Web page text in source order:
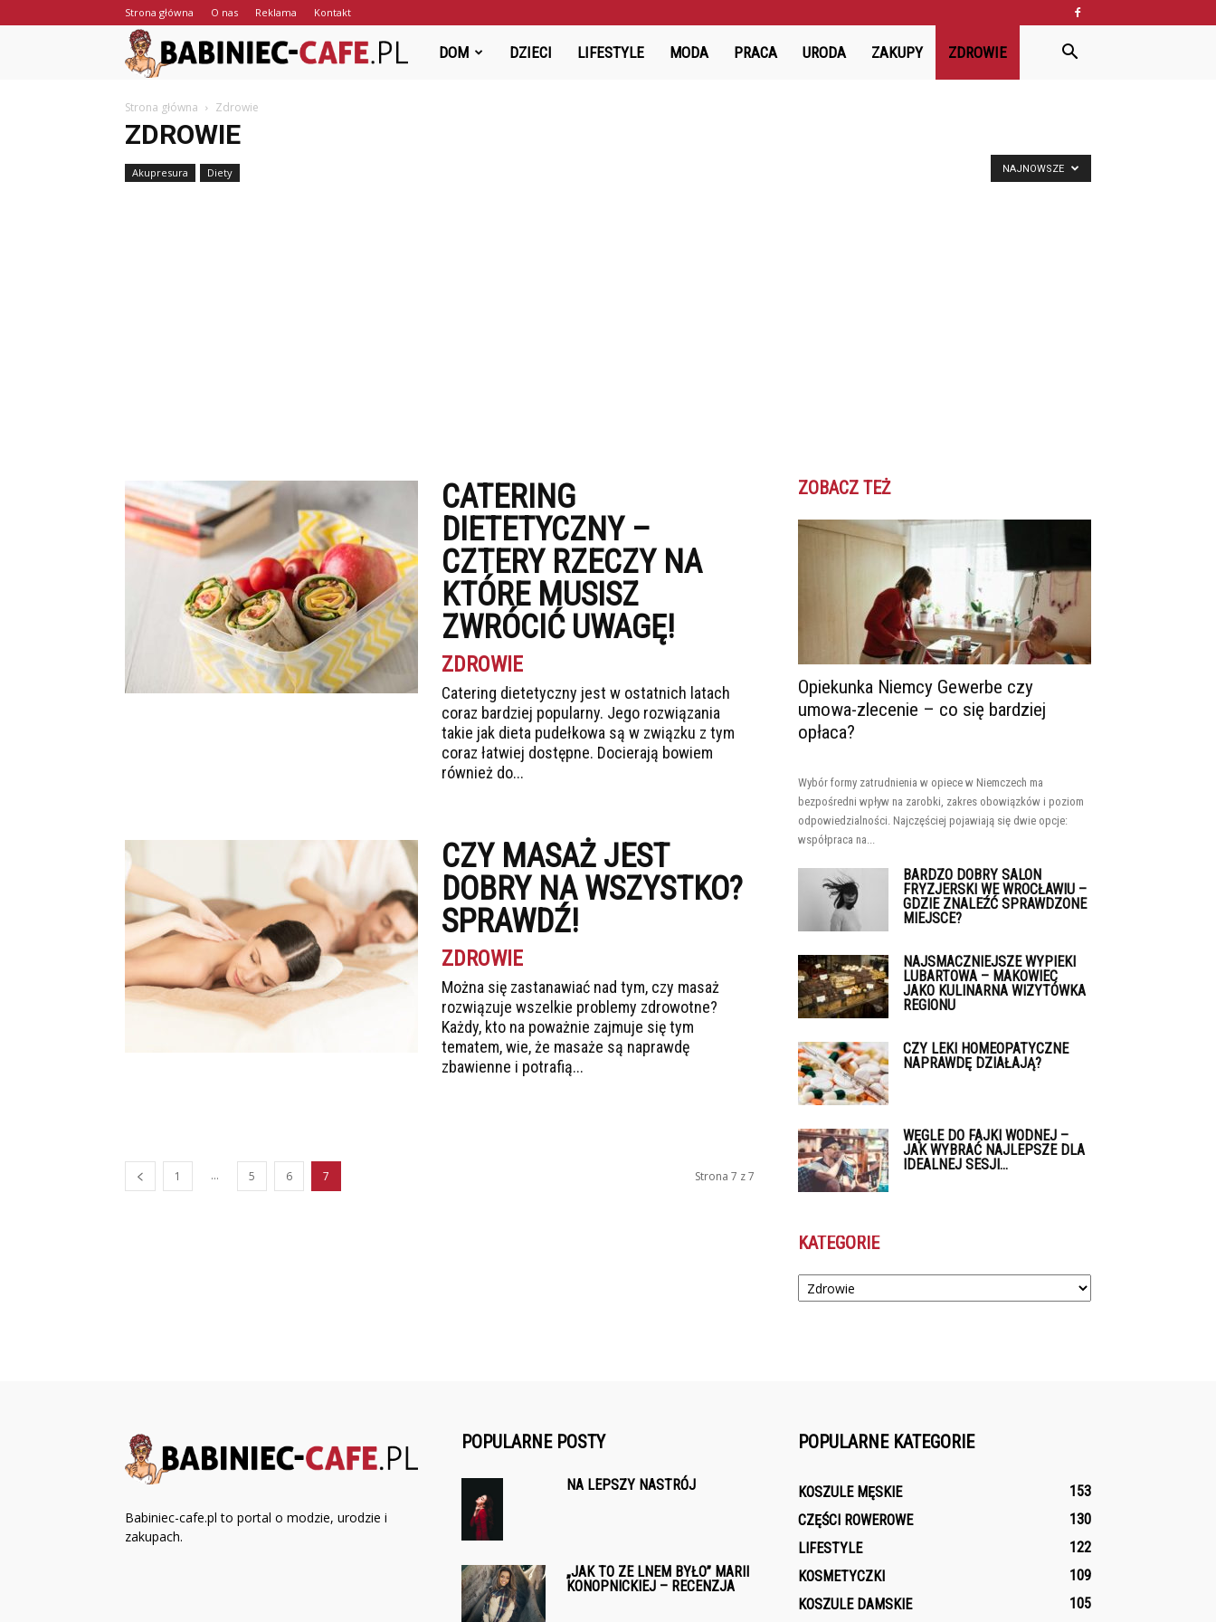
Strona główna O nas Reklama Kontakt
Babiniec-
DOM DZIECI LIFESTYLE MODA PRACA URODA ZAKUPY ZDROWIE
Strona główna Zdrowie
ZDROWIE
Akupresura Diety NAJNOWSZE
CATERING
DIETETYCZNY –
CZTERY RZECZY NA
KTÓRE MUSISZ
ZWRÓCIĆ UWAGĘ!
ZDROWIE
Catering dietetyczny jest w ostatnich latach
coraz bardziej popularny. Jego rozwiązania
takie jak dieta pudełkowa są w związku z tym
coraz łatwiej dostępne. Docierają bowiem
również do...
CZY MASAŻ JEST
DOBRY NA WSZYSTKO?
SPRAWDŹ!
ZDROWIE
Można się zastanawiać nad tym, czy masaż
rozwiązuje wszelkie problemy zdrowotne?
Każdy, kto na poważnie zajmuje się tym
tematem, wie, że masaże są naprawdę
zbawienne i potrafią...
1 ... 5 6 7 Strona 7 z 7
ZOBACZ TEŻ
Opiekunka Niemcy Gewerbe czy
umowa-zlecenie – co się bardziej
opłaca?
Wybór formy zatrudnienia w opiece w Niemczech ma
bezpośredni wpływ na zarobki, zakres obowiązków i poziom
odpowiedzialności. Najczęściej pojawiają się dwie opcje:
współpraca na...
BARDZO DOBRY SALON
FRYZJERSKI WE WROCŁAWIU –
GDZIE ZNALEŹĆ SPRAWDZONE
MIEJSCE?
NAJSMACZNIEJSZE WYPIEKI
LUBARTOWA – MAKOWIEC
JAKO KULINARNA WIZYTÓWKA
REGIONU
CZY LEKI HOMEOPATYCZNE
NAPRAWDĘ DZIAŁAJĄ?
WĘGLE DO FAJKI WODNEJ –
JAK WYBRAĆ NAJLEPSZE DLA
IDEALNEJ SESJI...
KATEGORIE
Kategorie
Babiniec-cafe.pl to portal o modzie, urodzie i
zakupach.
POPULARNE POSTY
NA LEPSZY NASTRÓJ
„JAK TO ZE LNEM BYŁO” MARII
KONOPNICKIEJ – RECENZJA
POPULARNE KATEGORIE
KOSZULE MĘSKIE
153
CZĘŚCI ROWEROWE
130
LIFESTYLE
122
KOSMETYCZKI
109
KOSZULE DAMSKIE
105